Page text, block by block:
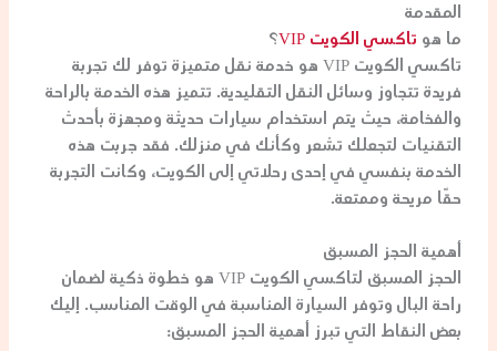
المقدمة
ما هو تاكسي الكويت VIP
؟
تاكسي الكويت VIP هو خدمة نقل متميزة توفر لك تجربة
فريدة تتجاوز وسائل النقل التقليدية. تتميز هذه الخدمة بالراحة
والفخامة، حيث يتم استخدام سيارات حديثة ومجهزة بأحدث
التقنيات لتجعلك تشعر وكأنك في منزلك. فقد جربت هذه
الخدمة بنفسي في إحدى رحلاتي إلى الكويت، وكانت التجربة
حقًا مريحة وممتعة.
أهمية الحجز المسبق
الحجز المسبق لتاكسي الكويت VIP هو خطوة ذكية لضمان
راحة البال وتوفر السيارة المناسبة في الوقت المناسب. إليك
بعض النقاط التي تبرز أهمية الحجز المسبق: